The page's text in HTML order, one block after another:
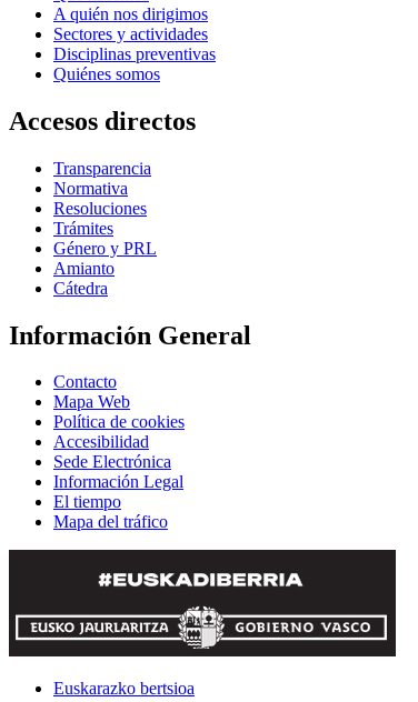
A quién nos dirigimos
Sectores y actividades
Disciplinas preventivas
Quiénes somos
Accesos directos
Transparencia
Normativa
Resoluciones
Trámites
Género y PRL
Amianto
Cátedra
Información General
Contacto
Mapa Web
Política de cookies
Accesibilidad
Sede Electrónica
Información Legal
El tiempo
Mapa del tráfico
Euskarazko bertsioa